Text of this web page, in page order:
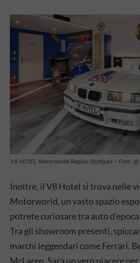
V8 HOTEL Motorworld Region Stuttgart – Foto:
Inoltre, il V8 Hotel si trova nelle
Motorworld, un vasto spazio
potrete curiosare tra auto
Tra gli showroom presenti,
marchi leggendari come Ferrari,
McLaren. Sarà un vero piacere